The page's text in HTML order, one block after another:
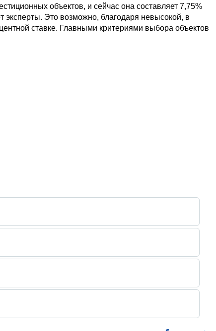
объектов, и сейчас она составляет 7,75%
эксперты. Это возможно, благодаря невысокой, в
ставке. Главными критериями выбора объектов